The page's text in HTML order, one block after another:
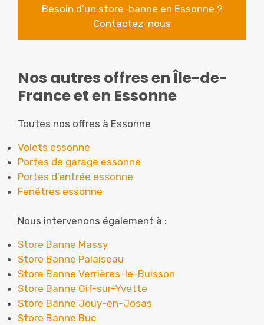
Besoin d’un store-banne en Essonne ?
Contactez-nous
Nos autres offres en Île-de-
France et en Essonne
Toutes nos offres à Essonne
Volets essonne
Portes de garage essonne
Portes d’entrée essonne
Fenêtres essonne
Nous intervenons également à :
Store Banne Massy
Store Banne Palaiseau
Store Banne Verrières-le-Buisson
Store Banne Gif-sur-Yvette
Store Banne Jouy-en-Josas
Store Banne Buc